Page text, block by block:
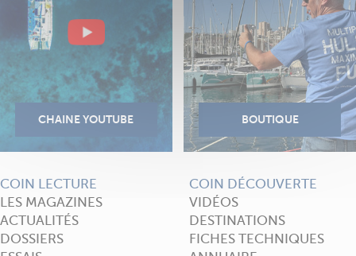
COIN LECTURE
LES MAGAZINES
ACTUALITÉS
DOSSIERS
COIN DÉCOUVERTE
VIDÉOS
DESTINATIONS
FICHES TECHNIQUES